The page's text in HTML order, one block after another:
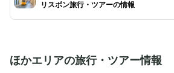
リスボン旅行・ツアーの情報
ほかエリアの旅行・ツアー情報